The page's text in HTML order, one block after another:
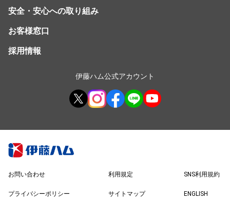
安全・安心への取り組み
お客様窓口
採用情報
伊藤ハム公式アカウント
お問い合わせ 利用規定 SNS利用規約
プライバシーポリシー サイトマップ ENGLISH